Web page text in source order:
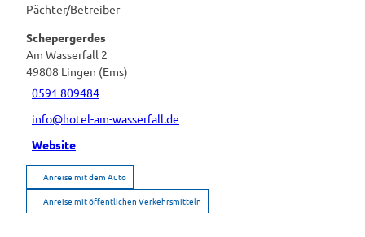
Pächter/Betreiber
Schepergerdes
Am Wasserfall 2
49808 Lingen (Ems)
0591 809484
info@hotel-am-wasserfall.de
Website
Anreise mit dem Auto
Anreise mit öffentlichen Verkehrsmitteln